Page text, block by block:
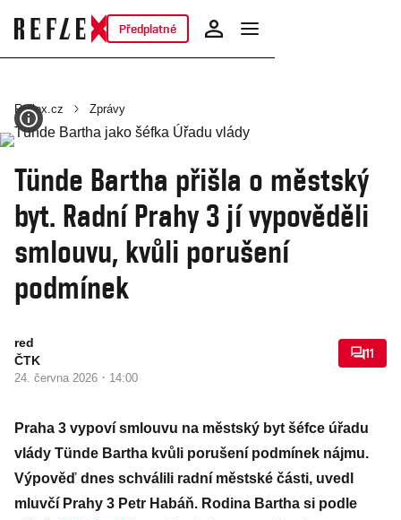
Předplatné
Reflex.cz Zprávy
Tünde Bartha přišla o městský
byt. Radní Prahy 3 jí vypověděli
smlouvu, kvůli porušení
podmínek
red
ČTK
24. června 2026 · 14:00
11
Praha 3 vypoví smlouvu na městský byt šéfce úřadu
vlády Tünde Bartha kvůli porušení podmínek nájmu.
Výpověď dnes schválili radní městské části, uvedl
mluvčí Prahy 3 Petr Habáň. Rodina Bartha si podle